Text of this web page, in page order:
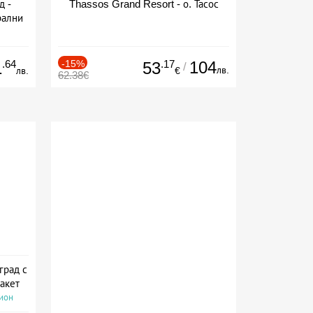
-
.64
лв.
Thassos Grand Resort - о. Тасос
-15%
62.38€ 53.17
€ / 104лв.
с